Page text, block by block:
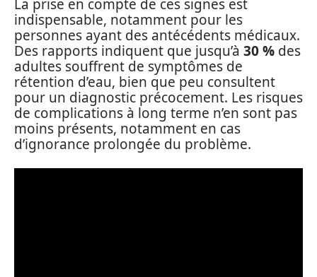
La prise en compte de ces signes est
indispensable, notamment pour les
personnes ayant des antécédents médicaux.
Des rapports indiquent que jusqu’à 30 % des
adultes souffrent de symptômes de
rétention d’eau, bien que peu consultent
pour un diagnostic précocement. Les risques
de complications à long terme n’en sont pas
moins présents, notamment en cas
d’ignorance prolongée du problème.